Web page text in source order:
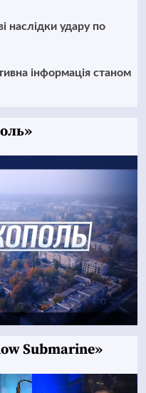
наслідки удару по
інформація станом
Submarine»